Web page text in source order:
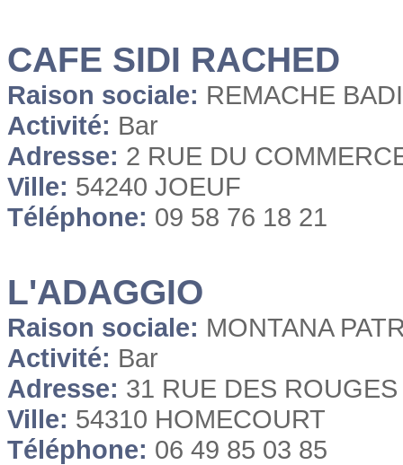
CAFE SIDI RACHED
Raison sociale: REMACHE
Activité: Bar
Adresse: 2 RUE DU
Ville: 54240 JOEUF
Téléphone: 09 58 76 18 21
L'ADAGGIO
Raison sociale: MONTANA
Activité: Bar
Adresse: 31 RUE DES
Ville: 54310 HOMECOURT
Téléphone: 06 49 85 03 85